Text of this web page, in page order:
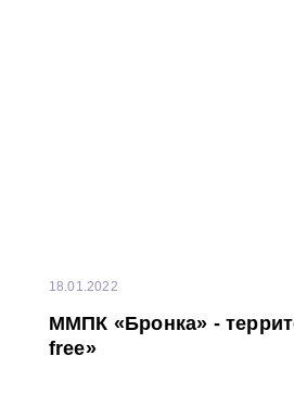
18.01.2022
ММПК «Бронка» -
free»